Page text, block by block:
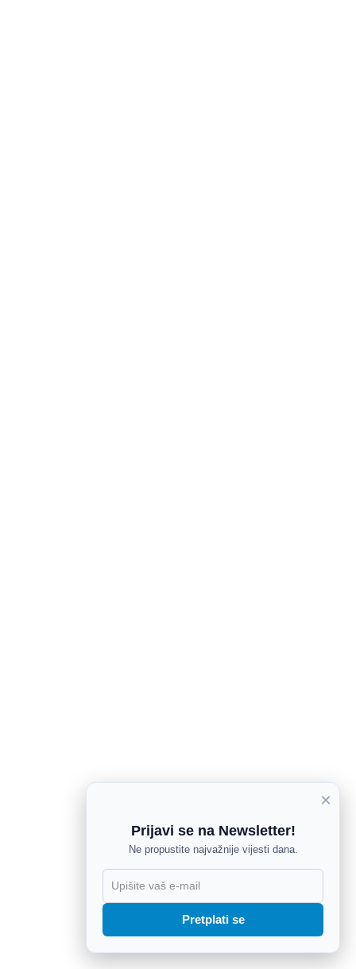
×
Prijavi se na Newsletter!
Ne propustite najvažnije vijesti dana.
Pretplati se